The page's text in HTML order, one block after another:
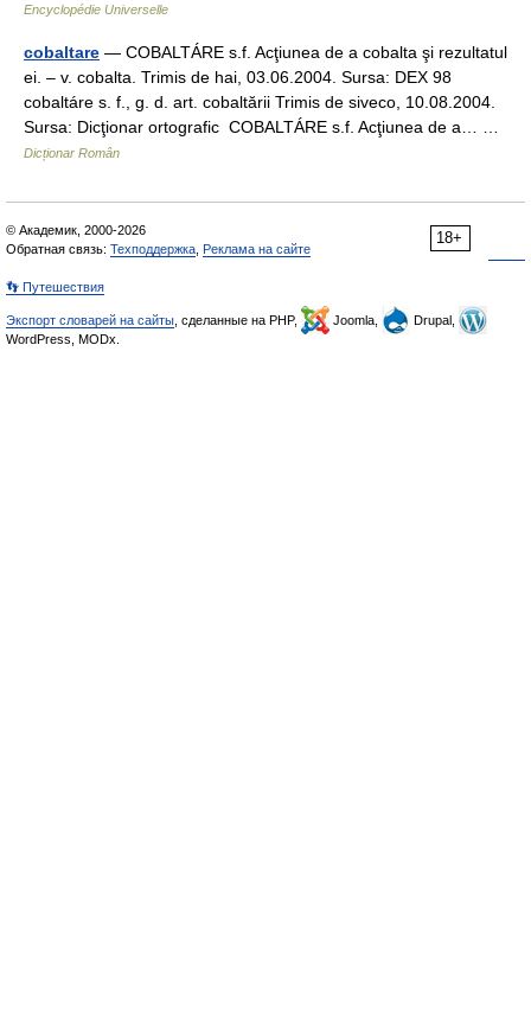
Encyclopédie Universelle
cobaltare — COBALTÁRE s.f. Acţiunea de a cobalta şi rezultatul
ei. – v. cobalta. Trimis de hai, 03.06.2004. Sursa: DEX 98
cobaltáre s. f., g. d. art. cobaltării Trimis de siveco, 10.08.2004.
Sursa: Dicţionar ortografic COBALTÁRE s.f. Acţiunea de a… …
Dicționar Român
18+
© Академик, 2000-2026
Обратная связь: Техподдержка Реклама на сайте
👣 Путешествия
Экспорт словарей на сайты , сделанные на PHP, Joomla,
Drupal,
WordPress, MODx.